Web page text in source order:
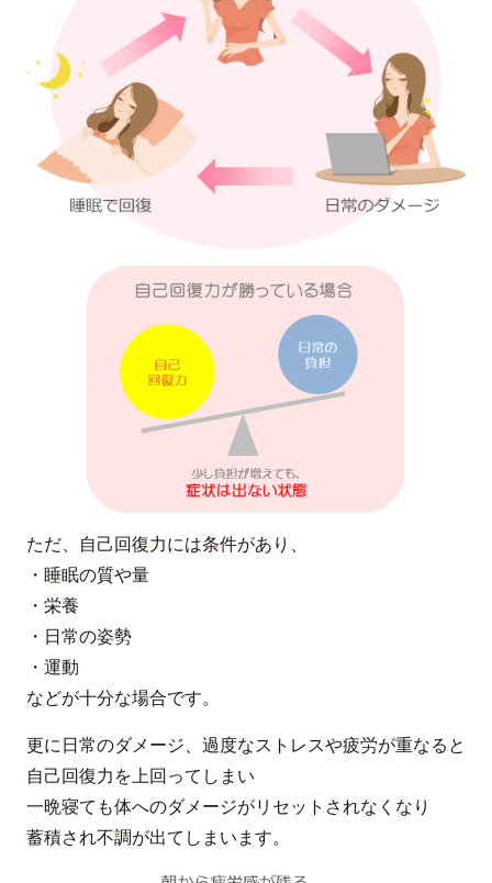
ただ、自己回復力には条件があり、
・睡眠の質や量
・栄養
・日常の姿勢
・運動
などが十分な場合です。
更に日常のダメージ、過度なストレスや疲労が重なると
自己回復力を上回ってしまい
一晩寝ても体へのダメージがリセットされなくなり
蓄積され不調が出てしまいます。